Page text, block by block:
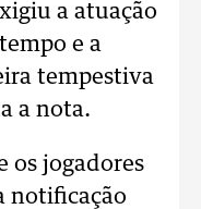
a atuação
e a
tempestiva
a nota.
os jogadores
notificação